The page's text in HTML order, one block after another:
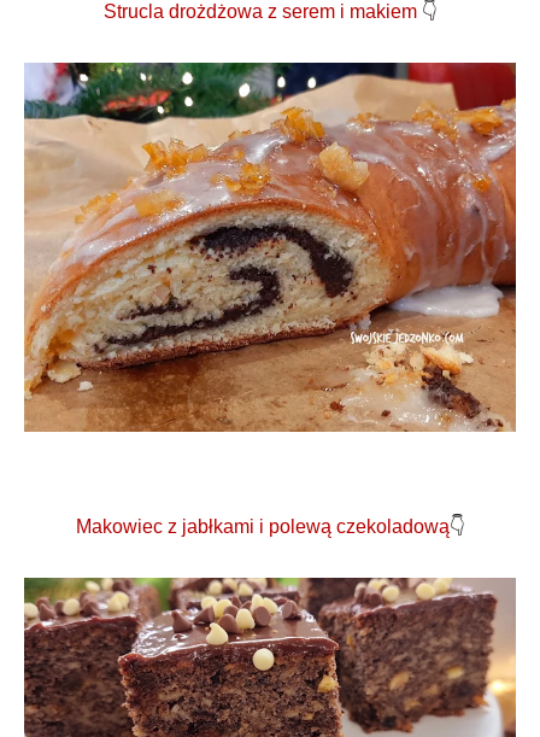
Strucla drożdżowa z serem i makiem👇
Makowiec z jabłkami i polewą czekoladową👇